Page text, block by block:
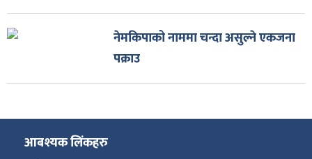
नेमकिपाको नाममा चन्दा असुल्ने एकजना
पक्राउ
आबश्यक लिंकहरु